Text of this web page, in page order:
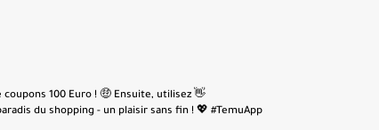
100 Euro ! 🤑 Ensuite, utilisez
du shopping - un plaisir sans fin ! 💖 #TemuApp